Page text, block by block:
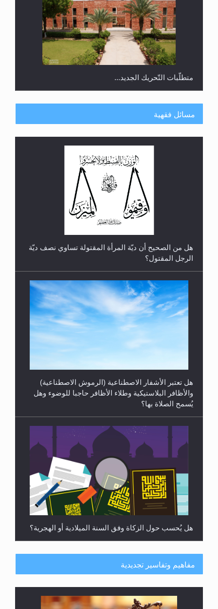
رأيٌ في لغة المسيح الموعود عليه السلام.. 4...
الهجرة: بحث عن الأمن والسلام في سبيل إرساء الأمن
رأيٌ في لغة المسيح الموعود عليه السلام ..«3» نظرة
مسائل فقهية
هل تعتبر الأشفار الاصطناعية (الرموش الاصطناعية)
والأظافر البلاستيكية وطلاء الأظافر حاجبا للوضوء وهل
يُسمح الصلاة بها؟
هل يُحسب حول الزكاة وفق السنة الميلادية أو الهجرية؟
هل يجوز فتح مشروع كوافير نسائي للمحجبات وغير
المحجبات؟
مفاهيم وتفاسير تجديدية